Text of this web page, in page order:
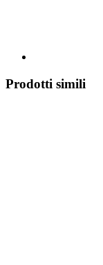
Prodotti simili